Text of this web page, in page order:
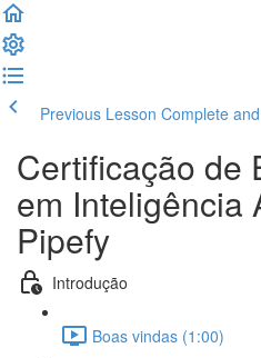
Previous Lesson Complete
Certificação de
em Inteligência
Pipefy
Introdução
Boas vindas (1:00)